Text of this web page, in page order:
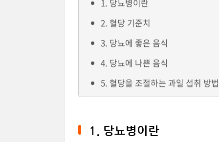
1. 당뇨병이란
2. 혈당 기준치
3. 당뇨에 좋은 음식
4. 당뇨에 나쁜 음식
5. 혈당을 조절하는 과일 섭취 방법
1. 당뇨병이란